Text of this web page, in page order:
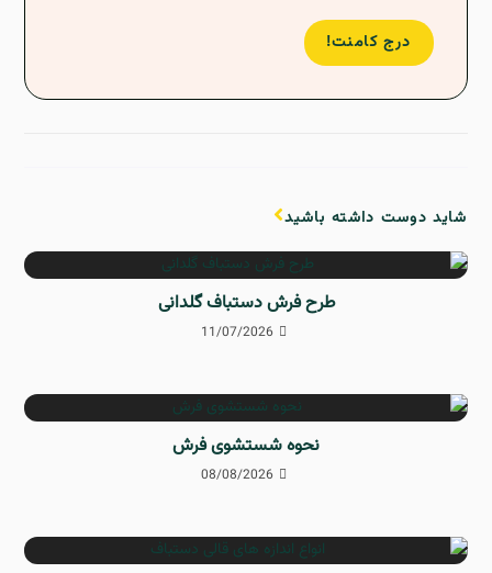
درج کامنت!
شاید دوست داشته باشید
طرح فرش دستباف گلدانی
11/07/2026
نحوه شستشوی فرش
08/08/2026